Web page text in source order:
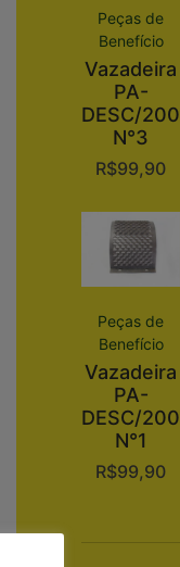
Peças de
Benefício
Vazadeira
PA-
DESC/200
N°3
R$99,90
Peças de
Benefício
Vazadeira
PA-
DESC/200
N°1
R$99,90